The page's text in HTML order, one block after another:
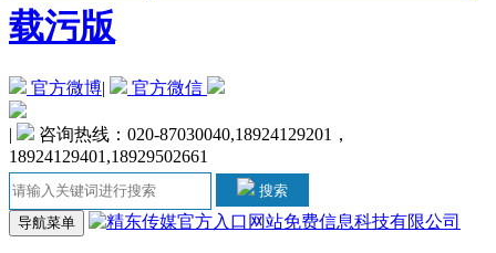
载污版
官方微博| 官方微信
|
咨询热线：020-87030040,18924129201，
18924129401,18929502661
搜索
导航菜单